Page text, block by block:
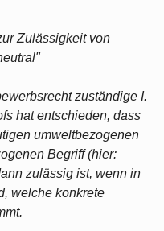
Zulässigkeit von
zuständige I.
hat entschieden, dass
umweltbezogenen
Begriff (hier:
zulässig ist, wenn in
welche konkrete